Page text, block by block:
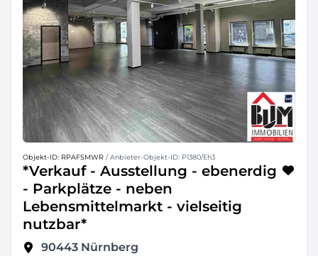
Objekt-ID: RPAFSMWR / Anbieter-Objekt-ID: P1380/Eh3
*Verkauf - Ausstellung - ebenerdig
- Parkplätze - neben
Lebensmittelmarkt - vielseitig
nutzbar*
90443 Nürnberg